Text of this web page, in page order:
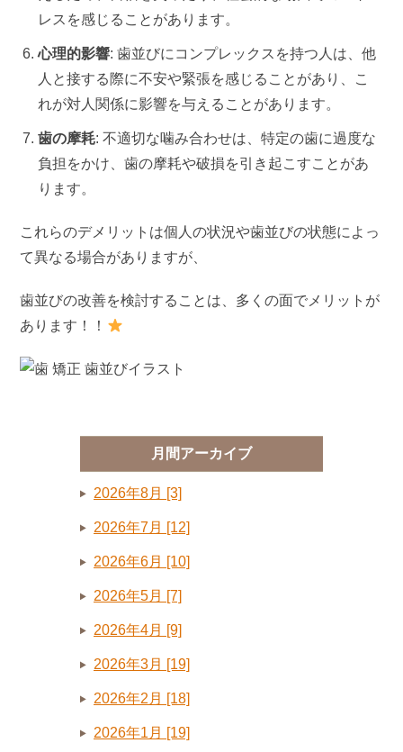
レスを感じることがあります。
心理的影響: 歯並びにコンプレックスを持つ人は、他
人と接する際に不安や緊張を感じることがあり、こ
れが対人関係に影響を与えることがあります。
歯の摩耗: 不適切な噛み合わせは、特定の歯に過度な
負担をかけ、歯の摩耗や破損を引き起こすことがあ
ります。
これらのデメリットは個人の状況や歯並びの状態によっ
て異なる場合がありますが、
歯並びの改善を検討することは、多くの面でメリットが
あります！！
月間アーカイブ
2026年8月 [3]
2026年7月 [12]
2026年6月 [10]
2026年5月 [7]
2026年4月 [9]
2026年3月 [19]
2026年2月 [18]
2026年1月 [19]